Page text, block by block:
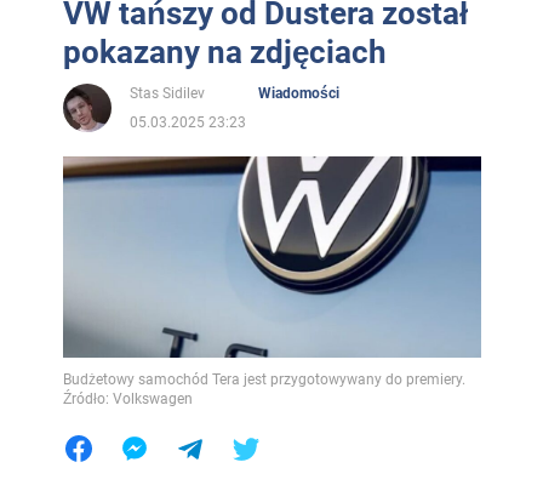
VW tańszy od Dustera został
pokazany na zdjęciach
Stas Sidilev
Wiadomości
05.03.2025 23:23
Budżetowy samochód Tera jest przygotowywany do premiery.
Źródło: Volkswagen